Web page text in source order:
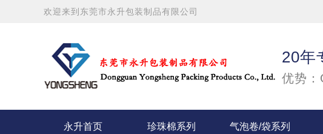
欢迎来到东莞市永升包装制品有限公司
20年
优势
永升首页 珍珠棉系列 气泡卷/袋系列